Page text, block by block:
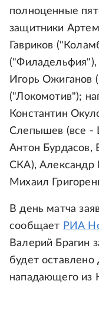
полноценные
защитники
Гавриков
("Филадельфия"),
Игорь Ожиганов
("Локомотив");
Константин
Слепышев (все -
Антон Бурдасов,
СКА), Александр
Михаил
В день матча
сообщает РИА
Валерий Брагин
будет оставлено
нападающего из